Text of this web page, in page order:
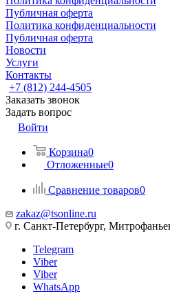
Публичная оферта
Политика конфиденциальности
Публичная оферта
Новости
Услуги
Контакты
+7 (812) 244-4505
Заказать звонок
Задать вопрос
Войти
Корзина0
Отложенные0
Сравнение товаров0
zakaz@tsonline.ru
г. Санкт-Петербург,
Telegram
Viber
Viber
WhatsApp